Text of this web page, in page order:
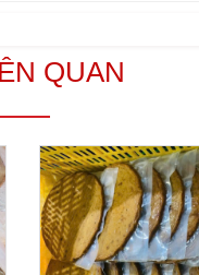
QUAN